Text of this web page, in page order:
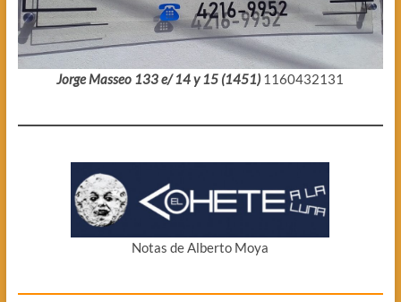
Jorge Masseo 133 e/ 14 y 15 (1451) 1160432131
Notas de Alberto Moya